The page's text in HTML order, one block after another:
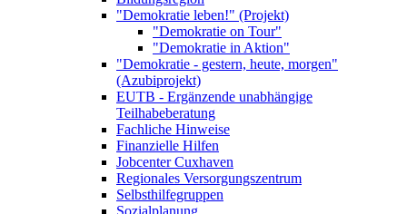
"Demokratie leben!" (Projekt)
"Demokratie on Tour"
"Demokratie in Aktion"
"Demokratie - gestern, heute, morgen"
(Azubiprojekt)
EUTB - Ergänzende unabhängige
Teilhabeberatung
Fachliche Hinweise
Finanzielle Hilfen
Jobcenter Cuxhaven
Regionales Versorgungszentrum
Selbsthilfegruppen
Sozialplanung